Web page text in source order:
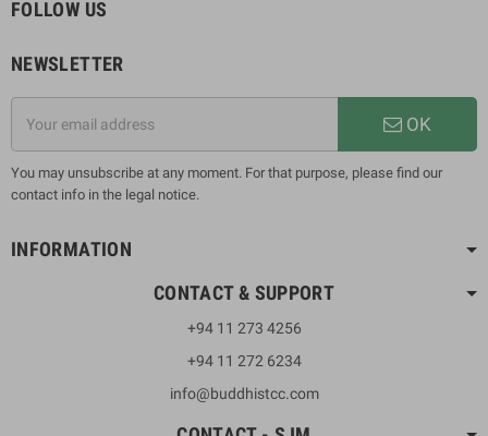
FOLLOW US
NEWSLETTER
OK
You may unsubscribe at any moment. For that purpose, please find our
contact info in the legal notice.
INFORMATION
CONTACT & SUPPORT
+94 11 273 4256
+94 11 272 6234
info@buddhistcc.com